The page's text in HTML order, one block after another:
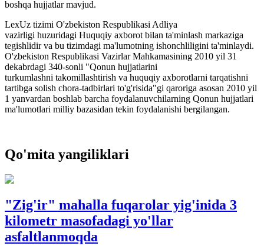
boshqa hujjatlar mavjud.
LexUz tizimi O'zbekiston Respublikasi Adliya
vazirligi huzuridagi Huquqiy axborot bilan ta'minlash markaziga
tegishlidir va bu tizimdagi ma'lumotning ishonchliligini ta'minlaydi.
O'zbekiston Respublikasi Vazirlar Mahkamasining 2010 yil 31
dekabrdagi 340-sonli "Qonun hujjatlarini
turkumlashni takomillashtirish va huquqiy axborotlarni tarqatishni
tartibga solish chora-tadbirlari to'g'risida"gi qaroriga asosan 2010 yil
1 yanvardan boshlab barcha foydalanuvchilarning Qonun hujjatlari
ma'lumotlari milliy bazasidan tekin foydalanishi bergilangan.
Qo'mita yangiliklari
"Zig'ir" mahalla fuqarolar yig'inida 3
kilometr masofadagi yo'llar
asfaltlanmoqda